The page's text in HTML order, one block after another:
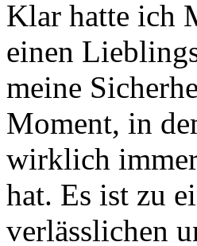
Klar hatte ich
einen
meine
Moment, in
wirklich
hat. Es ist zu
verlässlichen